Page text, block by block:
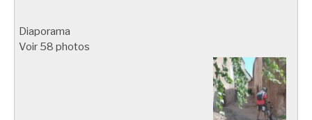
Diaporama
Voir 58 photos